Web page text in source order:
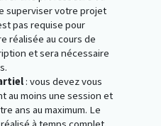
superviser votre projet
pas requise pour
réalisée au cours de
et sera nécessaire
: vous devez vous
au moins une session et
ans au maximum. Le